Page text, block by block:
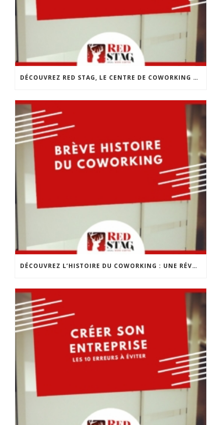
DÉCOUVREZ RED STAG, LE CENTRE DE COWORKING DE CHOLET
DÉCOUVREZ L’HISTOIRE DU COWORKING : UNE RÉVOLUTION DANS LE MONDE DU TRAVAIL